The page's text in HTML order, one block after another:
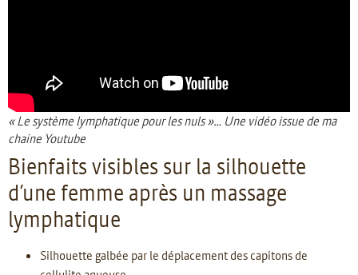
« Le système lymphatique pour les nuls »… Une vidéo issue de ma
chaine Youtube
Bienfaits visibles sur la silhouette
d’une femme après un massage
lymphatique
Silhouette galbée par le déplacement des capitons de